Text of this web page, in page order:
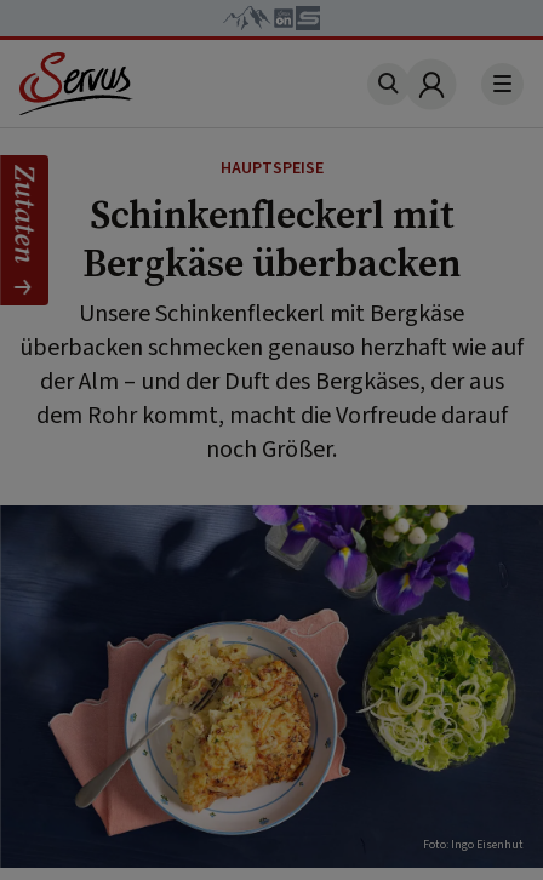
Account
HAUPTSPEISE
Schinkenfleckerl mit
Bergkäse überbacken
Unsere Schinkenfleckerl mit Bergkäse
überbacken schmecken genauso herzhaft wie auf
der Alm – und der Duft des Bergkäses, der aus
dem Rohr kommt, macht die Vorfreude darauf
noch Größer.
Foto: Ingo Eisenhut
Zutaten